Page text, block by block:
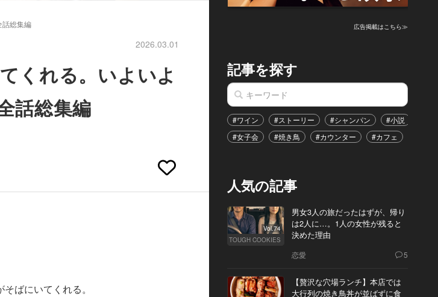
話総集編
2026.03.01
くれる。いよいよ
話総集編
ばにいてくれる。
広告掲載はこちら≫
記事を探す
#ワイン #ストーリー #シャンパン #小説
#女子会
#焼き鳥 #カウンター #カフェ
人気の記事
Vol.74
TOUGH COOKIES
男女3人の旅だったはずが、帰り
は2人に…。1人の女性が残ると
決めた理由
恋愛 5
【贅沢な穴場ランチ】本店では
大行列の焼き鳥丼が並ばずに食